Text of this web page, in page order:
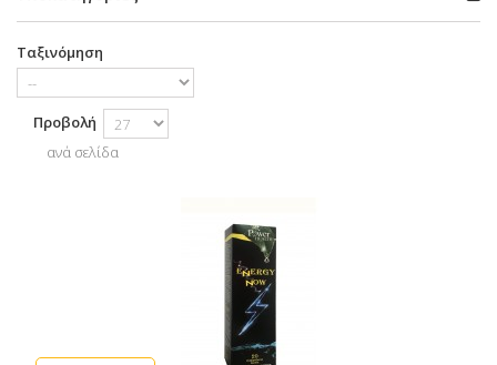
Ταξινόμηση
Προβολή
ανά σελίδα